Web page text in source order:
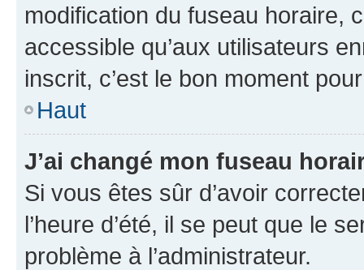
modification du fuseau horaire,
accessible qu’aux utilisateurs
inscrit, c’est le bon moment
Haut
J’ai changé mon fuseau
Si vous êtes sûr d’avoir
l’heure d’été, il se peut que le
problème à l’administrateur.